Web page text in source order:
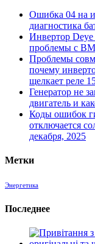
Ошибка 04 на
диагностика
Инвертор
проблемы с
Проблемы
почему
щелкает реле
Генератор не
двигатель и
Коды ошибок
отключается
декабря, 2025
Метки
Энергетика
Последнее